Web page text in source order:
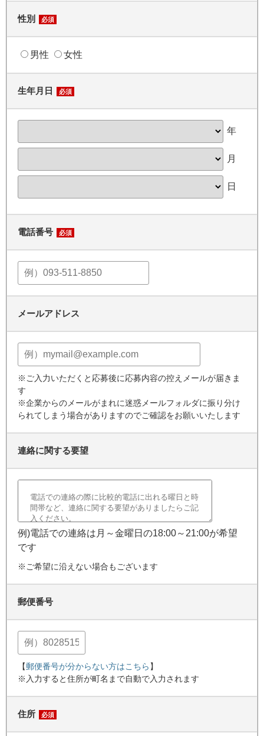
性別 必須
男性 女性
生年月日 必須
年
月
日
電話番号 必須
メールアドレス
※ご入力いただくと応募後に応募内容の控えメールが届きま
す
※企業からのメールがまれに迷惑メールフォルダに振り分け
られてしまう場合がありますのでご確認をお願いいたします
連絡に関する要望
例)電話での連絡は月～金曜日の18:00～21:00が希望
です
※ご希望に沿えない場合もございます
郵便番号
【郵便番号が分からない方はこちら 】
※入力すると住所が町名まで自動で入力されます
住所 必須